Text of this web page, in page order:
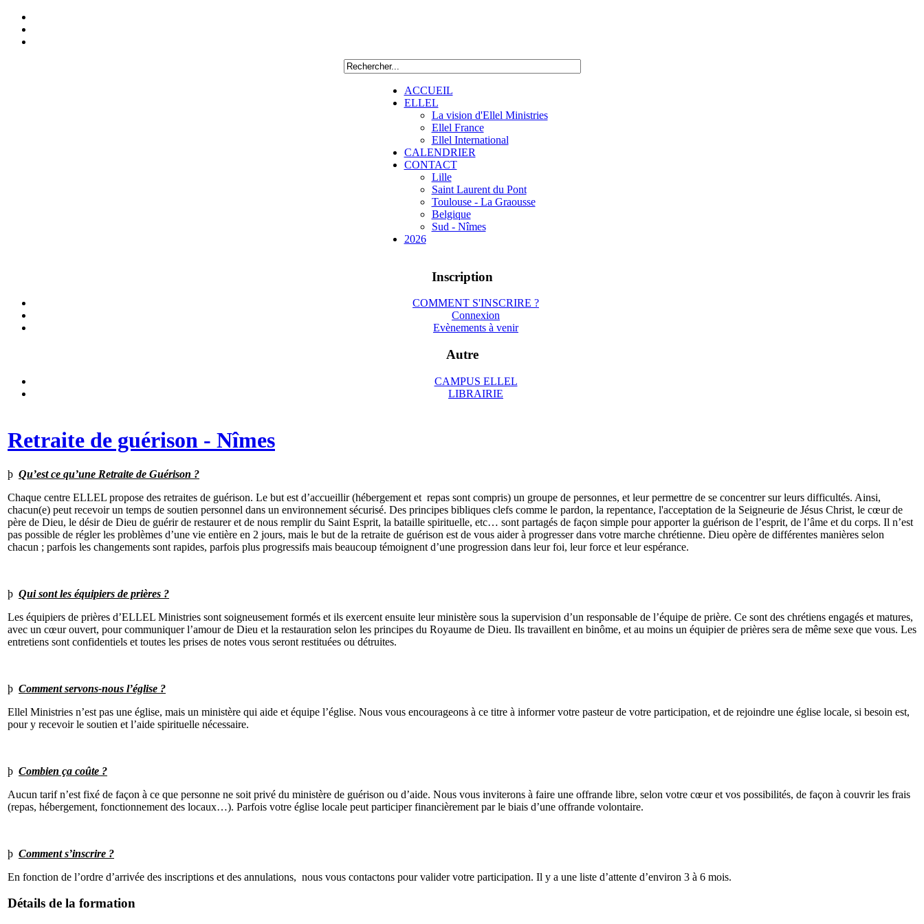
ACCUEIL
ELLEL
La vision d'Ellel Ministries
Ellel France
Ellel International
CALENDRIER
CONTACT
Lille
Saint Laurent du Pont
Toulouse - La Graousse
Belgique
Sud - Nîmes
2026
Inscription
COMMENT S'INSCRIRE ?
Connexion
Evènements à venir
Autre
CAMPUS ELLEL
LIBRAIRIE
Retraite de guérison - Nîmes
þ Qu’est ce qu’une Retraite de Guérison ?
Chaque centre ELLEL propose des retraites de guérison. Le but est d’accueillir (hébergement et repas sont compris) un groupe de personnes, et leur permettre de se concentrer sur leurs difficultés. Ainsi,
chacun(e) peut recevoir un temps de soutien personnel dans un environnement sécurisé. Des principes bibliques clefs comme le pardon, la repentance, l'acceptation de la Seigneurie de Jésus Christ, le cœur de
père de Dieu, le désir de Dieu de guérir de restaurer et de nous remplir du Saint Esprit, la bataille spirituelle, etc… sont partagés de façon simple pour apporter la guérison de l’esprit, de l’âme et du corps. Il n’est
pas possible de régler les problèmes d’une vie entière en 2 jours, mais le but de la retraite de guérison est de vous aider à progresser dans votre marche chrétienne. Dieu opère de différentes manières selon
chacun ; parfois les changements sont rapides, parfois plus progressifs mais beaucoup témoignent d’une progression dans leur foi, leur force et leur espérance.
þ Qui sont les équipiers de prières ?
Les équipiers de prières d’ELLEL Ministries sont soigneusement formés et ils exercent ensuite leur ministère sous la supervision d’un responsable de l’équipe de prière. Ce sont des chrétiens engagés et matures,
avec un cœur ouvert, pour communiquer l’amour de Dieu et la restauration selon les principes du Royaume de Dieu. Ils travaillent en binôme, et au moins un équipier de prières sera de même sexe que vous. Les
entretiens sont confidentiels et toutes les prises de notes vous seront restituées ou détruites.
þ Comment servons-nous l’église ?
Ellel Ministries n’est pas une église, mais un ministère qui aide et équipe l’église. Nous vous encourageons à ce titre à informer votre pasteur de votre participation, et de rejoindre une église locale, si besoin est,
pour y recevoir le soutien et l’aide spirituelle nécessaire.
þ Combien ça coûte ?
Aucun tarif n’est fixé de façon à ce que personne ne soit privé du ministère de guérison ou d’aide. Nous vous inviterons à faire une offrande libre, selon votre cœur et vos possibilités, de façon à couvrir les frais
(repas, hébergement, fonctionnement des locaux…). Parfois votre église locale peut participer financièrement par le biais d’une offrande volontaire.
þ Comment s’inscrire ?
En fonction de l’ordre d’arrivée des inscriptions et des annulations, nous vous contactons pour valider votre participation. Il y a une liste d’attente d’environ 3 à 6 mois.
Détails de la formation